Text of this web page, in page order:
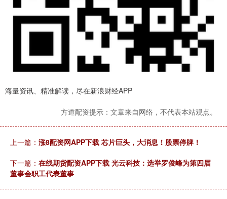
海量资讯、精准解读，尽在新浪财经APP
方道配资提示：文章来自网络，不代表本站观点。
上一篇： 涨8配资网APP下载 芯片巨头，大消息！股票停牌！
下一篇： 在线期货配资APP下载 光云科技：选举罗俊峰为第四届
董事会职工代表董事